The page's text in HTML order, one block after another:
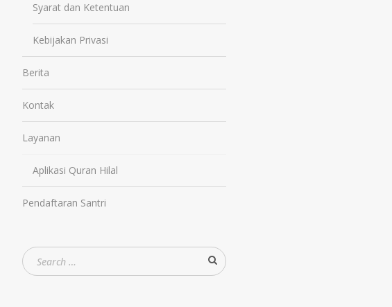
Syarat dan Ketentuan
Kebijakan Privasi
Berita
Kontak
Layanan
Aplikasi Quran Hilal
Pendaftaran Santri